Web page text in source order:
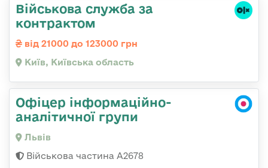
Військова служба за
контрактом
від 21000 до 123000 грн
Київ, Київська область
Офіцер інформаційно-
аналітичної групи
Львів
Військова частина А2678